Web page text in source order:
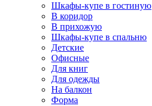
Шкафы-купе в гостиную
В коридор
В прихожую
Шкафы-купе в спальню
Детские
Офисные
Для книг
Для одежды
На балкон
Форма